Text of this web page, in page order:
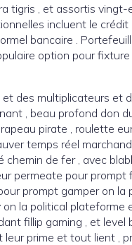
tigris , et assortis
incluent le
bancaire .
option pour
des multiplicateurs et
, beau profond don
pirate , roulette
temps réel
de fer , avec
permeate pour
prompt gamper on
la political
fillip gaming , et
prime et tout lient ,